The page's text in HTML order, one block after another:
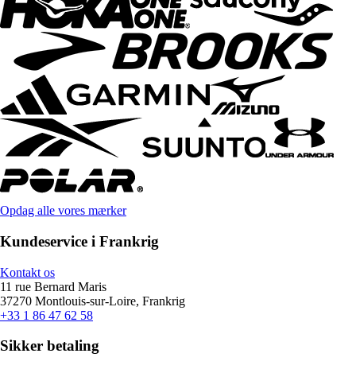
Opdag alle vores mærker
Kundeservice i Frankrig
Kontakt os
11 rue Bernard Maris
37270 Montlouis-sur-Loire, Frankrig
+33 1 86 47 62 58
Sikker betaling